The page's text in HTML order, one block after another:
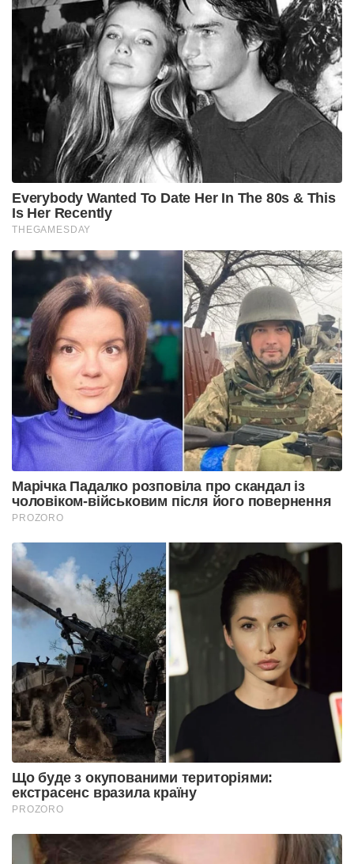
Everybody Wanted To Date Her In The 80s & This
Is Her Recently
THEGAMESDAY
Марічка Падалко розповіла про скандал із
чоловіком-військовим після його повернення
PROZORO
Що буде з окупованими територіями:
екстрасенс вразила країну
PROZORO